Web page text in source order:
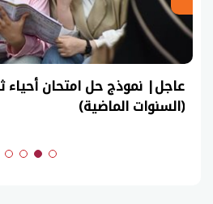
(السنوات الماضية)